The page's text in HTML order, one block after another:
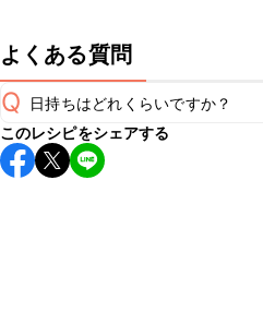
よくある質問
Q 日持ちはどれくらいですか？
保存期間は冷蔵で当日中が目安
し上がりください。
このレシピをシェアする